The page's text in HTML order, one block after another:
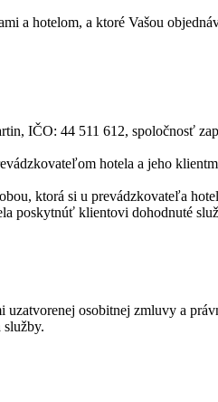
a hotelom, a ktoré Vašou
IČO: 44 511 612, spoločnosť
hotela a jeho
ktorá si u prevádzkovateľa
poskytnúť klientovi dohodnuté
osobitnej zmluvy a
služby.